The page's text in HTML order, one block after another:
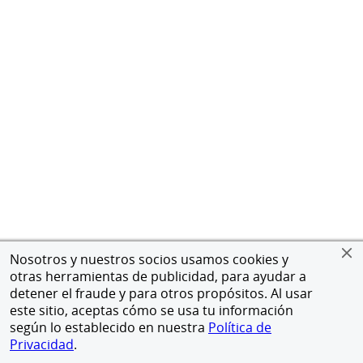
Nosotros y nuestros socios usamos cookies y
otras herramientas de publicidad, para ayudar a
detener el fraude y para otros propósitos. Al usar
este sitio, aceptas cómo se usa tu información
según lo establecido en nuestra Política de
Privacidad.